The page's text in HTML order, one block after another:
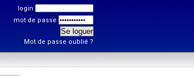
login
mot de passe
Mot de passe oublié ?